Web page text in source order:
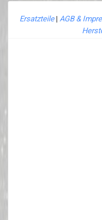
Ersatzteile| AGB &